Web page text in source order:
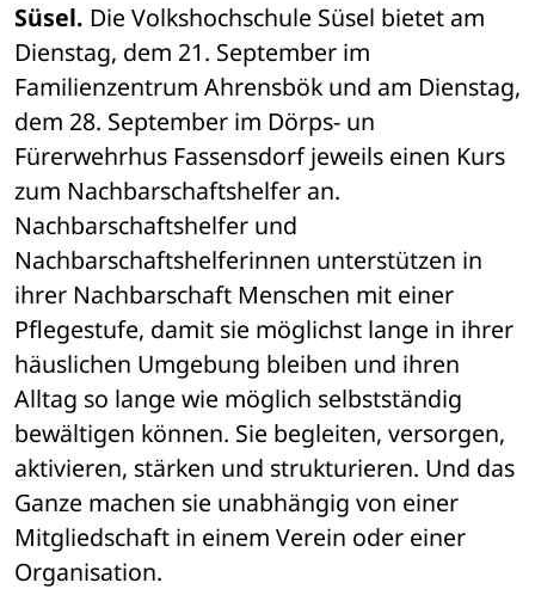
Süsel. Die Volkshochschule Süsel bietet am
Dienstag, dem 21. September im
Familienzentrum Ahrensbök und am Dienstag,
dem 28. September im Dörps- un
Fürerwehrhus Fassensdorf jeweils einen Kurs
zum Nachbarschaftshelfer an.
Nachbarschaftshelfer und
Nachbarschaftshelferinnen unterstützen in
ihrer Nachbarschaft Menschen mit einer
Pflegestufe, damit sie möglichst lange in ihrer
häuslichen Umgebung bleiben und ihren
Alltag so lange wie möglich selbstständig
bewältigen können. Sie begleiten, versorgen,
aktivieren, stärken und strukturieren. Und das
Ganze machen sie unabhängig von einer
Mitgliedschaft in einem Verein oder einer
Organisation.